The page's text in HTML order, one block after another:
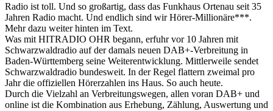
Radio ist toll. Und so großartig, dass das Funkhaus Ortenau seit 35
Jahren Radio macht. Und endlich sind wir Hörer-Millionäre***.
Mehr dazu weiter hinten im Text.
Was mit HITRADIO OHR begann, erfuhr vor 10 Jahren mit
Schwarzwaldradio auf der damals neuen DAB+-Verbreitung in
Baden-Württemberg seine Weiterentwicklung. Mittlerweile sendet
Schwarzwaldradio bundesweit. In der Regel flattern zweimal pro
Jahr die offiziellen Hörerzahlen ins Haus. So auch heute.
Durch die Vielzahl an Verbreitungswegen, allen voran DAB+ und
online ist die Kombination aus Erhebung, Zählung, Auswertung und